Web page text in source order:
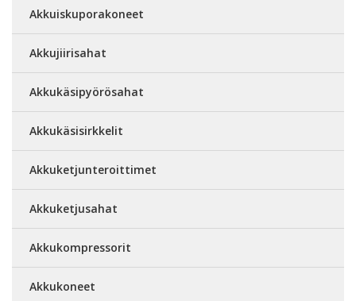
Akkuiskuporakoneet
Akkujiirisahat
Akkukäsipyörösahat
Akkukäsisirkkelit
Akkuketjunteroittimet
Akkuketjusahat
Akkukompressorit
Akkukoneet